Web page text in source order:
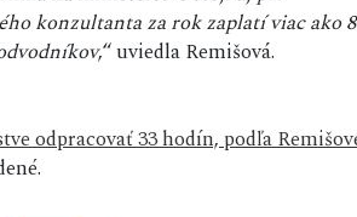
konzultanta za rok zaplatí viac ako
,“ uviedla Remišová.
odpracovať 33 hodín, podľa